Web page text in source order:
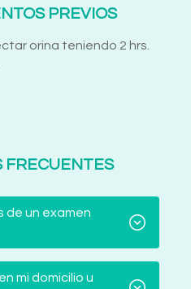
PREVIOS
orina teniendo 2 hrs.
FRECUENTES
de un examen
mi domicilio u